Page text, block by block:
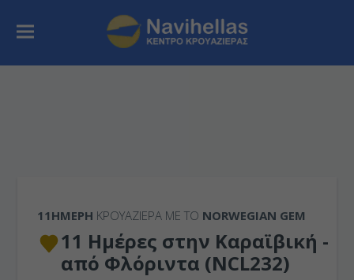
11ΉΜΕΡΗ ΚΡΟΥΑΖΙΕΡΑ ΜΕ ΤΟ NORWEGIAN GEM
11 Ημέρες στην Καραϊβική -
από Φλόριντα (NCL232)